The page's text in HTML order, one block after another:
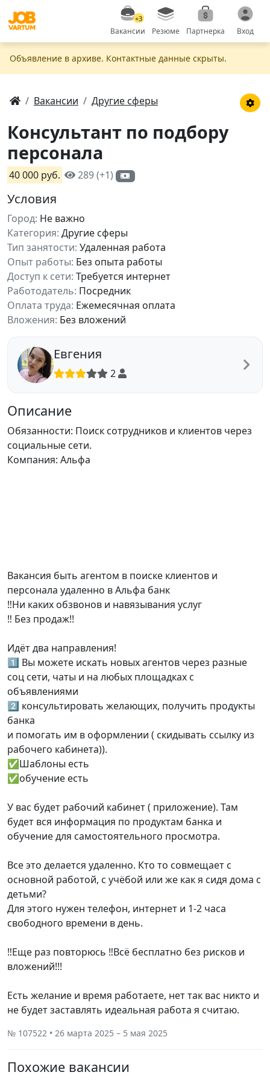
+3
Вакансии Резюме Партнерка Вход
Объявление в apxивe. Контактные данные скрыты.
Вакансии Другие сферы
Консультант по подбору
персонала
40 000 руб. 289 (+1)
Условия
Город: Не важно
Категория: Другие сферы
Тип занятости: Удаленная работа
Опыт работы: Без опыта работы
Доступ к сети: Требуется интернет
Работодатель: Посредник
Оплата труда: Ежемесячная оплата
Вложения: Без вложений
Евгения
2
Описание
Обязанности: Поиск сотрудников и клиентов через
социальные сети.
Компания: Альфа
Вакансия быть агентом в поиске клиентов и
персонала удаленно в Альфа банк
‼️Ни каких обзвонов и навязывания услуг
‼️ Без продаж!!
Идёт два направления!
1️⃣ Вы можете искать новых агентов через разные
соц сети, чаты и на любых площадках с
объявлениями
2️⃣ консультировать желающих, получить продукты
банка
и помогать им в оформлении ( скидывать ссылку из
рабочего кабинета)).
✅️Шаблоны есть
✅️обучение есть
У вас будет рабочий кабинет ( приложение). Там
будет вся информация по продуктам банка и
обучение для самостоятельного просмотра.
Все это делается удаленно. Кто то совмещает с
основной работой, с учёбой или же как я сидя дома с
детьми?
Для этого нужен телефон, интернет и 1-2 часа
свободного времени в день.
‼️Еще раз повторюсь ‼️Всё бесплатно без рисков и
вложений!!!
Есть желание и время работаете, нет так вас никто и
не будет заставлять идеальная работа я считаю.
№ 107522 • 26 марта 2025 – 5 мая 2025
Похожие вакансии